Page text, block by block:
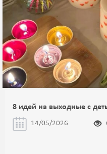
8 идей на выходные с
14/05/2026